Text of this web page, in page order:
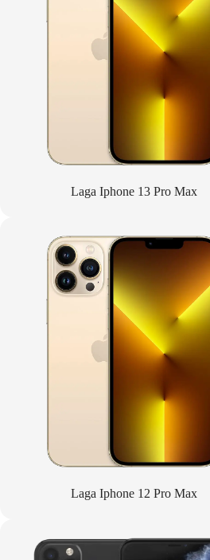
Laga Iphone 13 Pro Max
Laga Iphone 12 Pro Max